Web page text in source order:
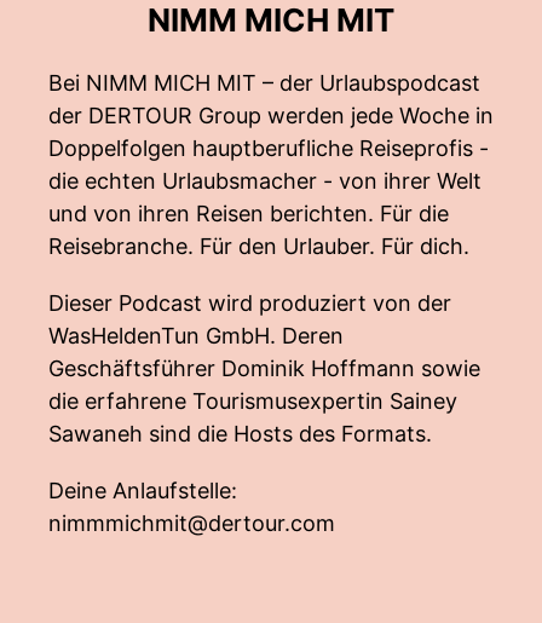
NIMM MICH MIT
Bei NIMM MICH MIT – der Urlaubspodcast
der DERTOUR Group werden jede Woche in
Doppelfolgen hauptberufliche Reiseprofis -
die echten Urlaubsmacher - von ihrer Welt
und von ihren Reisen berichten. Für die
Reisebranche. Für den Urlauber. Für dich.
Dieser Podcast wird produziert von der
WasHeldenTun GmbH. Deren
Geschäftsführer Dominik Hoffmann sowie
die erfahrene Tourismusexpertin Sainey
Sawaneh sind die Hosts des Formats.
Deine Anlaufstelle:
nimmmichmit@dertour.com